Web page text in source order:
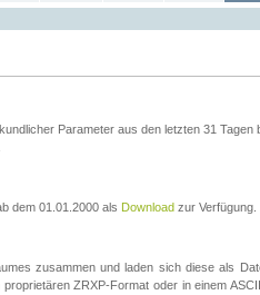
Parameter aus den letzten 31 Tagen
dem 01.01.2000 als Download zur Verfügung.
zusammen und laden sich diese als
ZRXP-Format oder in einem